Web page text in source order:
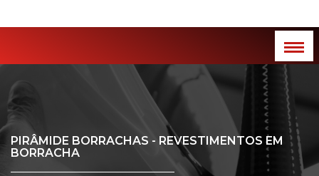
PIRÂMIDE BORRACHAS - REVESTIMENTOS EM
BORRACHA